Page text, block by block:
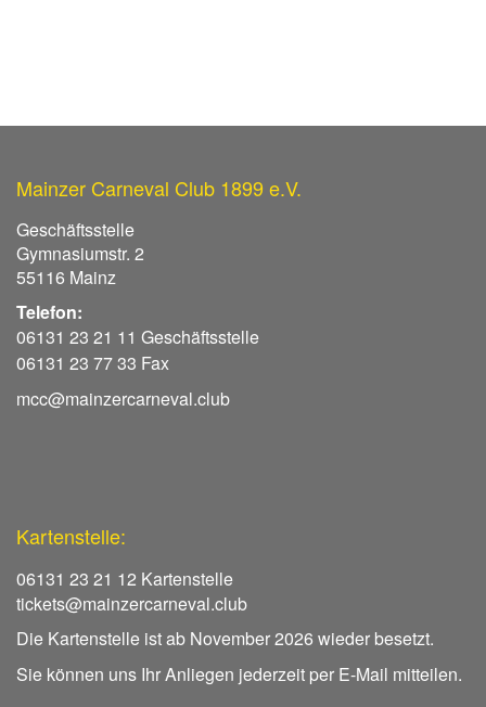
Mainzer Carneval Club 1899 e.V.
Geschäftsstelle
Gymnasiumstr. 2
55116 Mainz
Telefon:
06131 23 21 11 Geschäftsstelle
06131 23 77 33 Fax
mcc@mainzercarneval.club
Kartenstelle:
06131 23 21 12 Kartenstelle
tickets@mainzercarneval.club
Die Kartenstelle ist ab November 2026 wieder besetzt.
Sie können uns Ihr Anliegen jederzeit per E-Mail mitteilen.